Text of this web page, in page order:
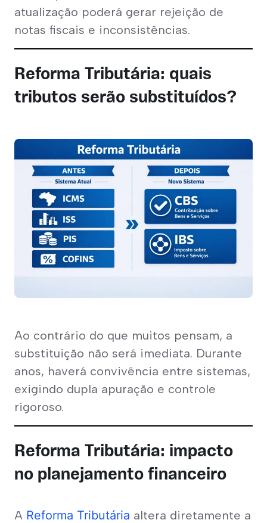
Clínicas Médicas
Revisão da Base de INSS
FAP - Fator Acidentário de Prevenção
Assessoria Tributária
Assessoria Contábil
Assessoria Previdenciária
atualização poderá gerar rejeição de
notas fiscais e inconsistências.
Reforma Tributária: quais
tributos serão substituídos?
Ao contrário do que muitos pensam, a
substituição não será imediata. Durante
anos, haverá convivência entre sistemas,
exigindo dupla apuração e controle
rigoroso.
Reforma Tributária: impacto
no planejamento financeiro
A Reforma Tributária altera diretamente a